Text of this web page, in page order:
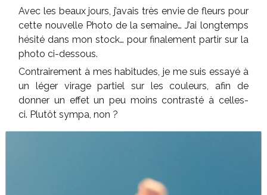
Avec les beaux jours, j’avais très envie de fleurs pour
cette nouvelle Photo de la semaine… J’ai longtemps
hésité dans mon stock… pour finalement partir sur la
photo ci-dessous.
Contrairement à mes habitudes, je me suis essayé à
un léger virage partiel sur les couleurs, afin de
donner un effet un peu moins contrasté à celles-
ci. Plutôt sympa, non ?